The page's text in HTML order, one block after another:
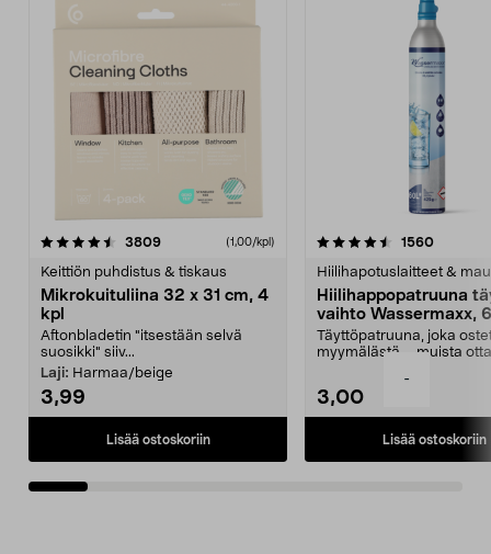
-
3809arvostelut (1,00/kpl)
Keittiön puhdistus & tiskaus
Mikrokuituliina 32 x 31 cm, 4
kpl
Aftonbladetin "itsestään selvä
suosikki" siiv...
Laji: Harmaa/beige
3,99
Lisää ostoskoriin
4.5viidestä
1560
Hiilihapotuslaitteet &
Hiilihappopatruuna
vaihto Wassermaxx,
Täyttöpatruuna, joka
myymälästä – muista
3,00
Lisää ostoskoriin
4.5viidestä